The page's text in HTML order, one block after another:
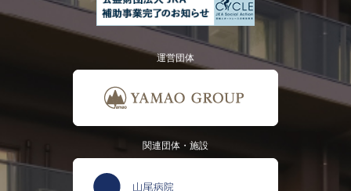
運営団体
関連団体・施設